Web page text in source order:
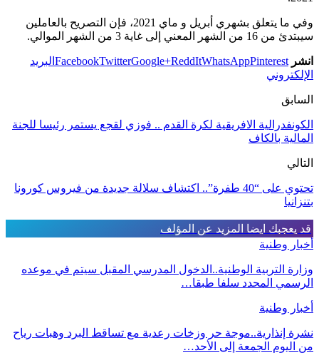
وفي ما يتعلق بشهري أبريل و ماي 2021، فإن التصريح بالعاملين
سيبتدئ من 16 من الشهر المعني إلى غاية 3 من الشهر الموالي.
انشر FacebookTwitterGoogle+ReddItWhatsAppPinterest
البريد
الإلكتروني
السابق
الكونفدرالية الافريقية لكرة القدم .. فوزي لقجع يستمر رئيسا للجنة
المالية بالكاف
التالي
تحتوي على “40 طفرة”.. اكتشاف سلالة جديدة من فيروس كورونا
بتنزانيا
قد يعجبك ايضا المزيد عن المؤلف
أخبار وطنية
وزارة التربية الوطنية..الدخول المدرسي المقبل سیتم في موعده
الرسمي المحدد سلفا طبقا…
أخبار وطنية
نشرة إنذارية..موجة حر وزخات رعدية مع تساقط البرد وهبات رياح
من اليوم الجمعة إلى الأحد…